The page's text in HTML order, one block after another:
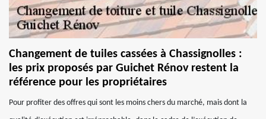
Changement de tuiles cassées à Chassignolles :
les prix proposés par Guichet Rénov restent la
référence pour les propriétaires
Pour profiter des offres qui sont les moins chers du marché, mais dont la